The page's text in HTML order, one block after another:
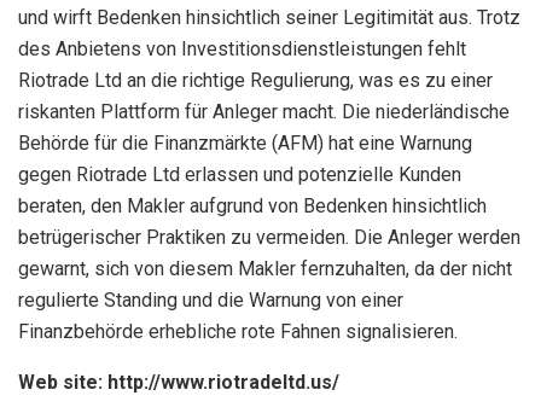
und wirft Bedenken hinsichtlich seiner Legitimität aus. Trotz
des Anbietens von Investitionsdienstleistungen fehlt
Riotrade Ltd an die richtige Regulierung, was es zu einer
riskanten Plattform für Anleger macht. Die niederländische
Behörde für die Finanzmärkte (AFM) hat eine Warnung
gegen Riotrade Ltd erlassen und potenzielle Kunden
beraten, den Makler aufgrund von Bedenken hinsichtlich
betrügerischer Praktiken zu vermeiden. Die Anleger werden
gewarnt, sich von diesem Makler fernzuhalten, da der nicht
regulierte Standing und die Warnung von einer
Finanzbehörde erhebliche rote Fahnen signalisieren.
Web site: http://www.riotradeltd.us/